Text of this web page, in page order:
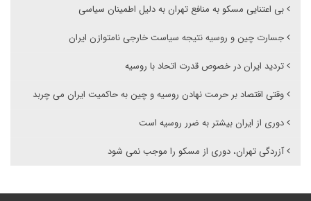
بی اعتنایی مسکو به منافع تهران به دلیل اطمینان سیاسی
جسارت چین و روسیه نتیجه سیاست خارجی نامتوازن ایران
تردید ایران در خصوص قدرت اتحاد با روسیه
وقتی اقتصاد بر حرمت نهادن روسیه و چین به حاکمیت ایران می چربد
دوری از ایران بیشتر به ضرر روسیه است
آزردگی تهران، دوری از مسکو را موجب نمی شود